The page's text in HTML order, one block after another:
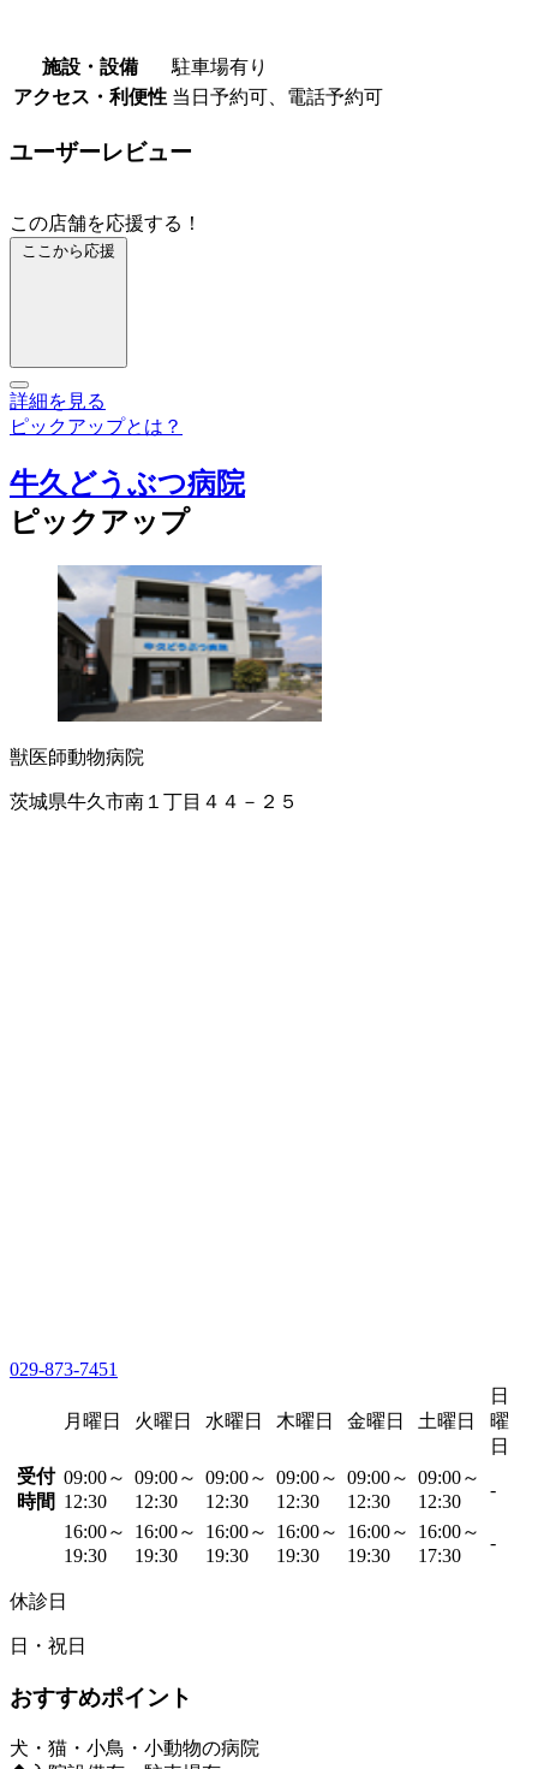
施設・設備
駐車場有り
アクセス・利便性 当日予約可、電話予約可
ユーザーレビュー
この店舗を応援する！
ここから応援
詳細を見る
ピックアップとは？
牛久どうぶつ病院
ピックアップ
獣医師動物病院
茨城県牛久市南１丁目４４－２５
029-873-7451
月曜日 火曜日 水曜日 木曜日 金曜日 土曜日
日
曜
日
受付
時間
09:00～
12:30
09:00～
12:30
09:00～
12:30
09:00～
12:30
09:00～
12:30
09:00～
12:30
-
16:00～
19:30
16:00～
19:30
16:00～
19:30
16:00～
19:30
16:00～
19:30
16:00～
17:30
-
休診日
日・祝日
おすすめポイント
犬・猫・小鳥・小動物の病院